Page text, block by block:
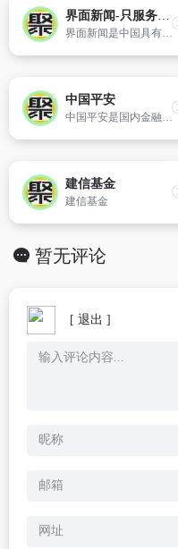
界面新闻-只服务于独立思考的人群-Jiemian.com
界面新闻是中国具有影响力的原创财经新媒体，以财经、商业新闻为核心，布局近40个内容频道，旗下同时拥有正午故事、箭厂视频、歪楼等数个知名新媒体品牌。
中国平安
中国平安是国内金融牌照最齐全的金融服务集团，业务有车险、健康险、财产险、医疗险、意外保险、重疾险、小额贷款、保险代理、信用贷款、投资理财产品、平安担保、平安信用卡、平安保险、平安银行等
建信基金
建信基金
暂无评论
[ 退出 ]